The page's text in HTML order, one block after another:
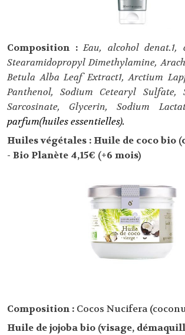
Composition :Eau, alcohol denat.1,
Stearamidopropyl Dimethylamine,
Betula Alba Leaf Extract1, Arctium
Panthenol, Sodium Cetearyl Sulfate,
Sarcosinate, Glycerin, Sodium
parfum(huiles essentielles).
Huiles végétales : Huile de coco bio
- Bio Planète 4,15€ (+6 mois)
Composition : Cocos Nucifera
Huile de jojoba bio (visage,